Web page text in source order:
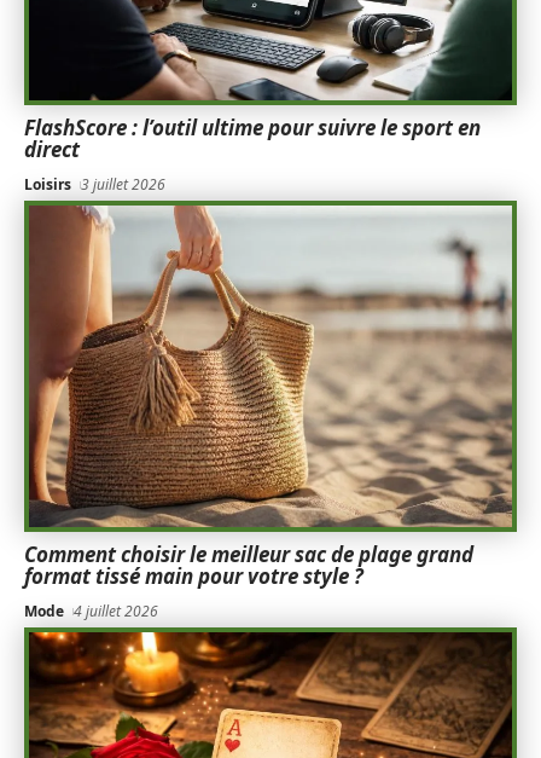
FlashScore : l’outil ultime pour suivre le sport en
direct
Loisirs 3 juillet 2026
Comment choisir le meilleur sac de plage grand
format tissé main pour votre style ?
Mode 4 juillet 2026